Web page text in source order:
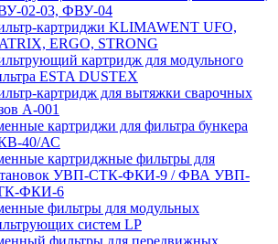
02-03, ФВУ-04
картриджи KLIMAWENT UFO,
ERGO, STRONG
картридж для модульного
ESTA DUSTEX
картридж для вытяжки сварочных
А-001
картриджи для фильтра бункера
40/АС
картриджные фильтры для
УВП-СТК-ФКИ-9 / ФВА УВП-
ФКИ-6
фильтры для модульных
систем LP
фильтры для передвижных